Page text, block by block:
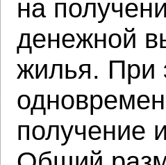
на
денежной
жилья. При
получение